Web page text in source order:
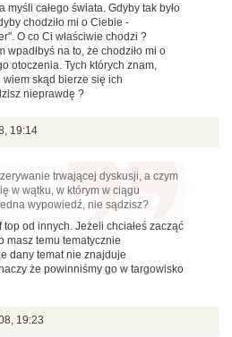
myśli całego świata. Gdyby tak było
chodziło mi o Ciebie -
O co Ci właściwie chodzi ?
wpadłbyś na to, że chodziło mi o
otoczenia. Tych których znam,
skąd bierze się ich
nieprawdę ?
19:14
trwającej dyskusji, a czym
w wątku, w którym w ciągu
wypowiedź, nie sądzisz?
top od innych. Jeżeli chciałeś zacząć
masz temu tematycznie
dany temat nie znajduje
że powinniśmy go w targowisko
19:23